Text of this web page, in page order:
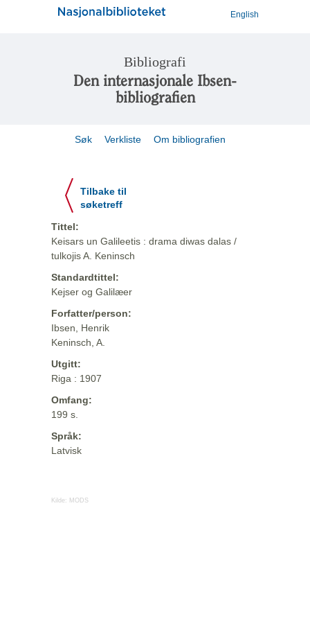
English
Bibliografi
Den internasjonale Ibsen-
bibliografien
Søk Verkliste Om bibliografien
Tilbake til
søketreff
Tittel:
Keisars un Galileetis : drama diwas dalas /
tulkojis A. Keninsch
Standardtittel:
Kejser og Galilæer
Forfatter/person:
Ibsen, Henrik
Keninsch, A.
Utgitt:
Riga : 1907
Omfang:
199 s.
Språk:
Latvisk
Kilde: MODS